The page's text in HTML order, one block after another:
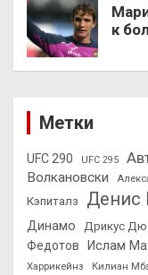
к
Метки
UFC 290 UFC 295
Волкановски
Кэпиталз
Денис
Динамо Дрикус Дю
Федотов
Ислам
Харрикейнз
Килиан